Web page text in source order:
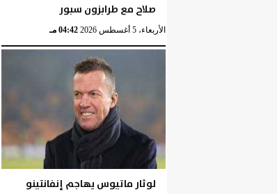
صلاح مع طرابزون سبور
الأربعاء، 5 أغسطس 2026 04:42 مـ
لوثار ماتيوس يهاجم إنفانتينو